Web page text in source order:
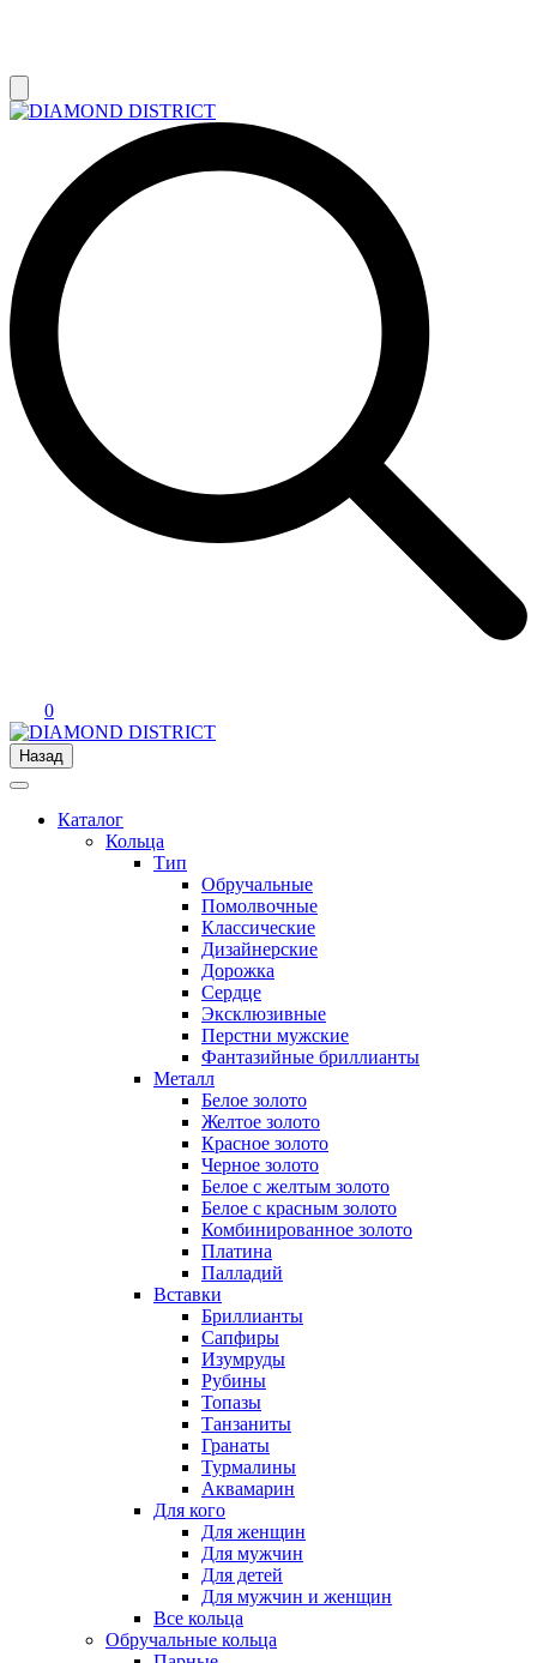
0
Назад
Каталог
Кольца
Тип
Обручальные
Помолвочные
Классические
Дизайнерские
Дорожка
Сердце
Эксклюзивные
Перстни мужские
Фантазийные бриллианты
Металл
Белое золото
Желтое золото
Красное золото
Черное золото
Белое с желтым золото
Белое с красным золото
Комбинированное золото
Платина
Палладий
Вставки
Бриллианты
Сапфиры
Изумруды
Рубины
Топазы
Танзаниты
Гранаты
Турмалины
Аквамарин
Для кого
Для женщин
Для мужчин
Для детей
Для мужчин и женщин
Все кольца
Обручальные кольца